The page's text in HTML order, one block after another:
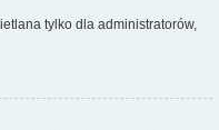
tylko dla administratorów,